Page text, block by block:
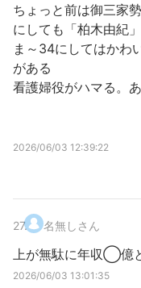
ちょっと前は御三家
にしても「柏木由紀
ま～34にしてはかわ
がある
看護婦役がハマる。
2026/06/03 12:39:22
27. 名無しさん
上が無駄に年収◯億
2026/06/03 13:01:35